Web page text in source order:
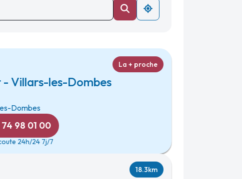
- Villars-les-Dombes
La + proche
Dombes
98 01 00
24h/24 7j/7
18.3km